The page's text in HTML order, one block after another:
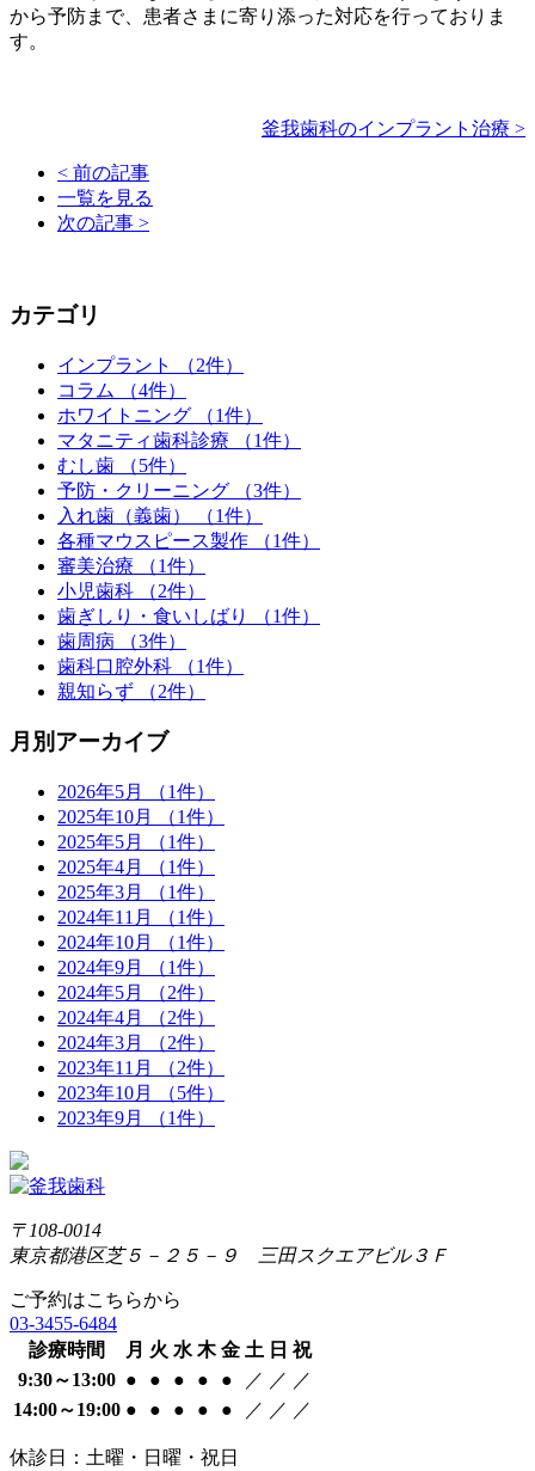
から予防まで、患者さまに寄り添った対応を行っておりま
す。
釜我歯科のインプラント治療 >
< 前の記事
一覧を見る
次の記事 >
カテゴリ
インプラント （2件）
コラム （4件）
ホワイトニング （1件）
マタニティ歯科診療 （1件）
むし歯 （5件）
予防・クリーニング （3件）
入れ歯（義歯） （1件）
各種マウスピース製作 （1件）
審美治療 （1件）
小児歯科 （2件）
歯ぎしり・食いしばり （1件）
歯周病 （3件）
歯科口腔外科 （1件）
親知らず （2件）
月別アーカイブ
2026年5月 （1件）
2025年10月 （1件）
2025年5月 （1件）
2025年4月 （1件）
2025年3月 （1件）
2024年11月 （1件）
2024年10月 （1件）
2024年9月 （1件）
2024年5月 （2件）
2024年4月 （2件）
2024年3月 （2件）
2023年11月 （2件）
2023年10月 （5件）
2023年9月 （1件）
〒108-0014
東京都港区芝５－２５－９ 三田スクエアビル３Ｆ
ご予約はこちらから
03-3455-6484
診療時間
月 火 水 木 金 土 日 祝
9:30～13:00 ● ● ● ● ● ／ ／ ／
14:00～19:00 ● ● ● ● ● ／ ／ ／
休診日：土曜・日曜・祝日